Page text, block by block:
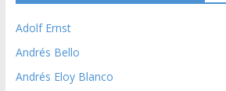
Adolf Ernst
Andrés Bello
Andrés Eloy Blanco